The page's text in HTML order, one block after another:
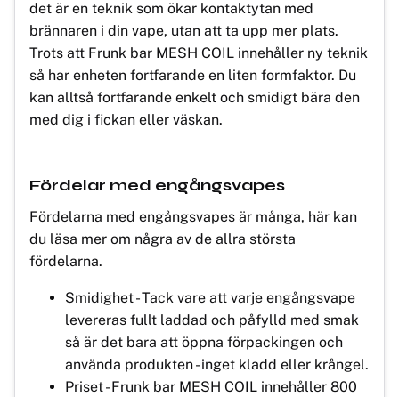
det är en teknik som ökar kontaktytan med
brännaren i din vape, utan att ta upp mer plats.
Trots att Frunk bar MESH COIL innehåller ny teknik
så har enheten fortfarande en liten formfaktor. Du
kan alltså fortfarande enkelt och smidigt bära den
med dig i fickan eller väskan.
Fördelar med engångsvapes
Fördelarna med engångsvapes är många, här kan
du läsa mer om några av de allra största
fördelarna.
Smidighet - Tack vare att varje engångsvape
levereras fullt laddad och påfylld med smak
så är det bara att öppna förpackingen och
använda produkten - inget kladd eller krångel.
Priset - Frunk bar MESH COIL innehåller 800